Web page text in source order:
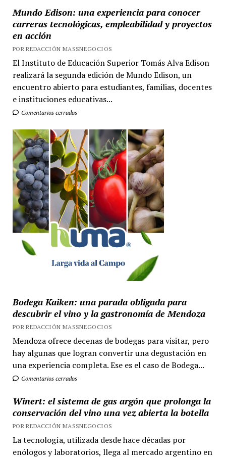
Mundo Edison: una experiencia para conocer
carreras tecnológicas, empleabilidad y proyectos
en acción
POR REDACCIÓN MASSNEGOCIOS
El Instituto de Educación Superior Tomás Alva Edison
realizará la segunda edición de Mundo Edison, un
encuentro abierto para estudiantes, familias, docentes
e instituciones educativas...
Comentarios cerrados
Bodega Kaiken: una parada obligada para
descubrir el vino y la gastronomía de Mendoza
POR REDACCIÓN MASSNEGOCIOS
Mendoza ofrece decenas de bodegas para visitar, pero
hay algunas que logran convertir una degustación en
una experiencia completa. Ese es el caso de Bodega...
Comentarios cerrados
Winert: el sistema de gas argón que prolonga la
conservación del vino una vez abierta la botella
POR REDACCIÓN MASSNEGOCIOS
La tecnología, utilizada desde hace décadas por
enólogos y laboratorios, llega al mercado argentino en